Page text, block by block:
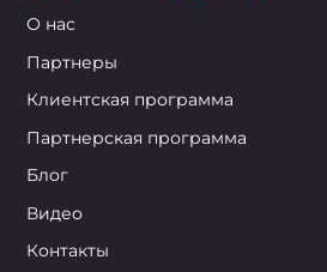
О нас
Партнеры
Клиентская программа
Партнерская программа
Блог
Видео
Контакты